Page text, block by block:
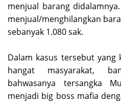
menjual barang
menjual/menghilangkan
sebanyak 1.080 sak.
Dalam kasus tersebut yang
hangat masyarakat,
bahwasanya tersangka
menjadi big boss mafia